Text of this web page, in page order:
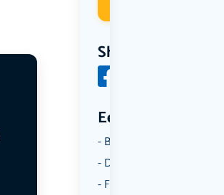
Share
Een aantal
Borrelen
Dansen
Fietsen